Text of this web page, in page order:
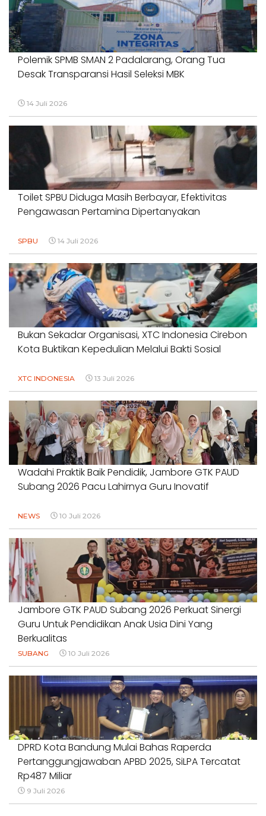
Polemik SPMB SMAN 2 Padalarang, Orang Tua
Desak Transparansi Hasil Seleksi MBK
14 Juli 2026
Toilet SPBU Diduga Masih Berbayar, Efektivitas
Pengawasan Pertamina Dipertanyakan
SPBU 14 Juli 2026
Bukan Sekadar Organisasi, XTC Indonesia Cirebon
Kota Buktikan Kepedulian Melalui Bakti Sosial
XTC INDONESIA 13 Juli 2026
Wadahi Praktik Baik Pendidik, Jambore GTK PAUD
Subang 2026 Pacu Lahirnya Guru Inovatif
NEWS 10 Juli 2026
Jambore GTK PAUD Subang 2026 Perkuat Sinergi
Guru Untuk Pendidikan Anak Usia Dini Yang
Berkualitas
SUBANG 10 Juli 2026
DPRD Kota Bandung Mulai Bahas Raperda
Pertanggungjawaban APBD 2025, SiLPA Tercatat
Rp487 Miliar
9 Juli 2026